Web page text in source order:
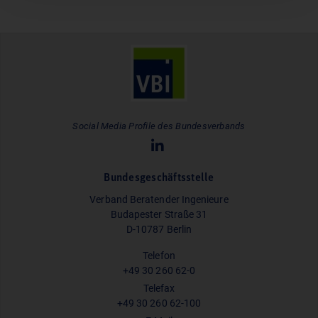
Social Media Profile des Bundesverbands
Bundesgeschäftsstelle
Verband Beratender Ingenieure
Budapester Straße 31
D-10787 Berlin
Telefon
+49 30 260 62-0
Telefax
+49 30 260 62-100